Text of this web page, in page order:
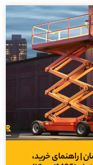
| راهنمای خرید،